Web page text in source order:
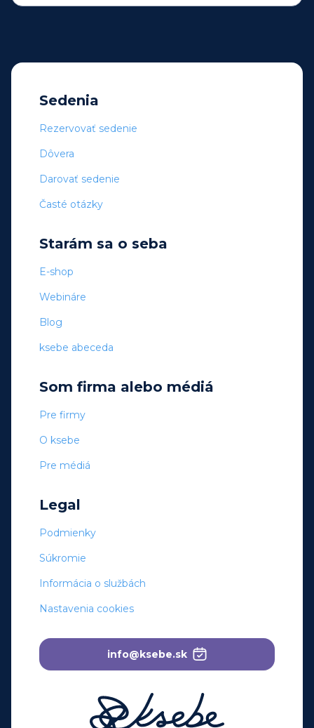
Sedenia
Rezervovať sedenie
Dôvera
Darovať sedenie
Časté otázky
Starám sa o seba
E-shop
Webináre
Blog
ksebe abeceda
Som firma alebo médiá
Pre firmy
O ksebe
Pre médiá
Legal
Podmienky
Súkromie
Informácia o službách
Nastavenia cookies
info@ksebe.sk